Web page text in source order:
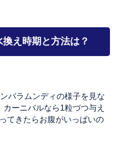
え時期と方法は？
バラムンディの様子を見な
ーニバルなら1粒づつ与え
てきたらお腹がいっぱいの